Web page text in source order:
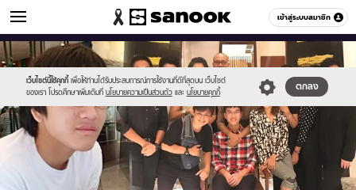
เข้าสู่ระบบสมาชิก
ข่าวบันเทิง หมวดอื่นๆ
เว็บไซต์นี้ใช้คุกกี้ เพื่อให้ท่านได้รับประสบการณ์การใช้งานที่ดีที่สุดบน เว็บไซต์
ของเรา โปรดศึกษาเพิ่มเติมที่ นโยบายความเป็นส่วนตัว และ นโยบายคุกกี้
ตกลง
Sanook
//s.isanook.com/sr/0/images/logo-
new-
sanook.png
600
60
//s.isanook.com/ns/0/ud/719/3595782/95654960_3c4d1dea-
c5d2-
4f5d.jpg